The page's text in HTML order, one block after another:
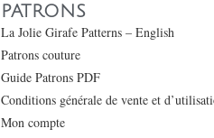
PATRONS
La Jolie Girafe Patterns – English
Patrons couture
Guide Patrons PDF
Conditions générale de vente et
Mon compte